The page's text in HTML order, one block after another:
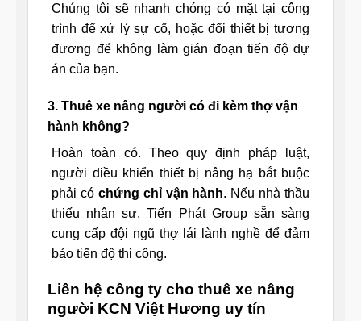
Chúng tôi sẽ nhanh chóng có mặt tại công
trình để xử lý sự cố, hoặc đổi thiết bị tương
đương để không làm gián đoạn tiến độ dự
án của bạn.
3. Thuê xe nâng người có đi kèm thợ vận
hành không?
Hoàn toàn có. Theo quy định pháp luật,
người điều khiển thiết bị nâng hạ bắt buộc
phải có chứng chỉ vận hành. Nếu nhà thầu
thiếu nhân sự, Tiến Phát Group sẵn sàng
cung cấp đội ngũ thợ lái lành nghề để đảm
bảo tiến độ thi công.
Liên hệ công ty cho thuê xe nâng
người KCN Việt Hương uy tín